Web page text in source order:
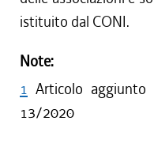
istituito dal CONI.
Note:
1 Articolo
13/2020